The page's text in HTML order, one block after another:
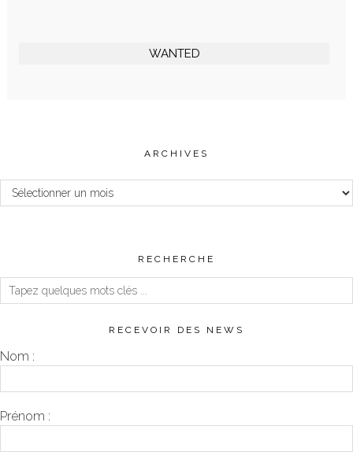
WANTED
ARCHIVES
Archives
RECHERCHE
RECEVOIR DES NEWS
Nom :
Prénom :